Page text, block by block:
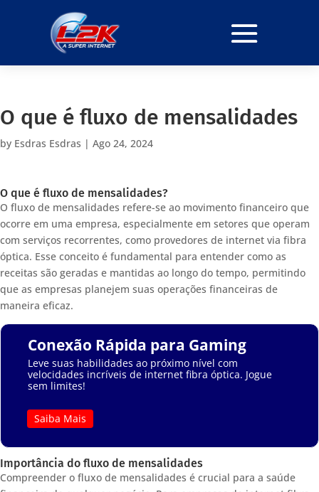
O que é fluxo de mensalidades
by Esdras Esdras | Ago 24, 2024
O que é fluxo de mensalidades?
O fluxo de mensalidades refere-se ao movimento financeiro que
ocorre em uma empresa, especialmente em setores que operam
com serviços recorrentes, como provedores de internet via fibra
óptica. Esse conceito é fundamental para entender como as
receitas são geradas e mantidas ao longo do tempo, permitindo
que as empresas planejem suas operações financeiras de
maneira eficaz.
Conexão Rápida para Gaming
Leve suas habilidades ao próximo nível com
velocidades incríveis de internet fibra óptica. Jogue
sem limites!
Saiba Mais
Importância do fluxo de mensalidades
Compreender o fluxo de mensalidades é crucial para a saúde